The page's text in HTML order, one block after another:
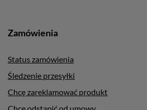
Zamówienia
Status zamówienia
Śledzenie przesyłki
Chcę zareklamować produkt